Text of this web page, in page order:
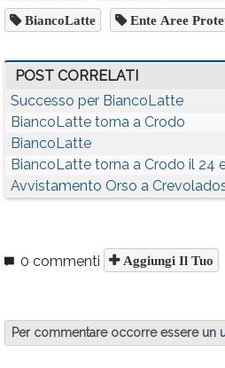
BiancoLatte Ente Aree
POST CORRELATI
Successo per BiancoLatte
BiancoLatte torna a Crodo
BiancoLatte
BiancoLatte torna a Crodo il 24
Avvistamento Orso a
0 commenti Aggiungi Il Tuo
Per commentare occorre essere un